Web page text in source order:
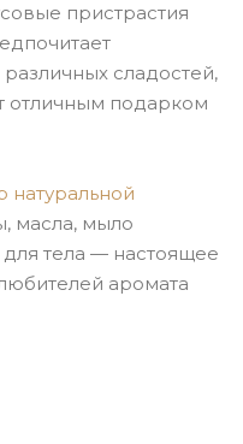
пристрастия
сладостей,
отличным подарком
натуральной
масла, мыло
тела — настоящее
аромата